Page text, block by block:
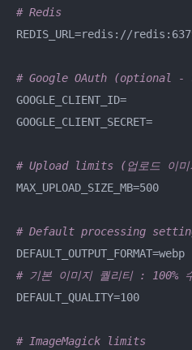
# Redis
REDIS_URL=redis://
# Google OAuth (optional -
GOOGLE_CLIENT_ID=
GOOGLE_CLIENT_SECRET=
# Upload limits (업로드 이미
MAX_UPLOAD_SIZE_MB=500
# Default processing
# 기본 이미지 퀄리티 : 100%
DEFAULT_QUALITY=100
# ImageMagick limits